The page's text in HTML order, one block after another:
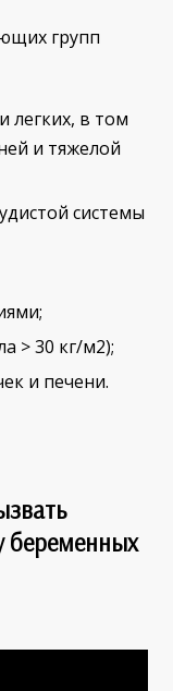
групп
легких, в том
и тяжелой
системы
> 30 кг/м2);
и печени.
беременных